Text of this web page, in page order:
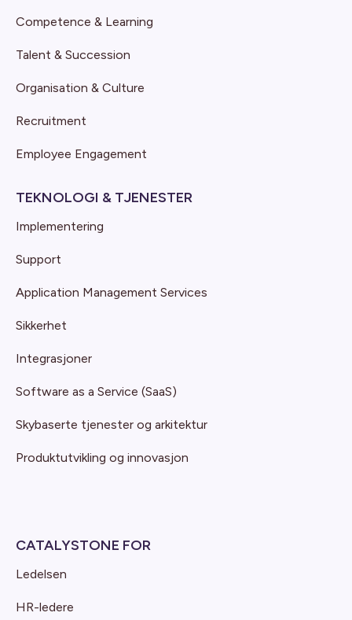
Competence & Learning
Talent & Succession
Organisation & Culture
Recruitment
Employee Engagement
TEKNOLOGI & TJENESTER
Implementering
Support
Application Management Services
Sikkerhet
Integrasjoner
Software as a Service (SaaS)
Skybaserte tjenester og arkitektur
Produktutvikling og innovasjon
CATALYSTONE FOR
Ledelsen
HR-ledere